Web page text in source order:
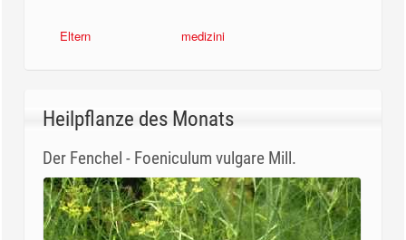
Eltern medizini
Heilpflanze des Monats
Der Fenchel - Foeniculum vulgare Mill.